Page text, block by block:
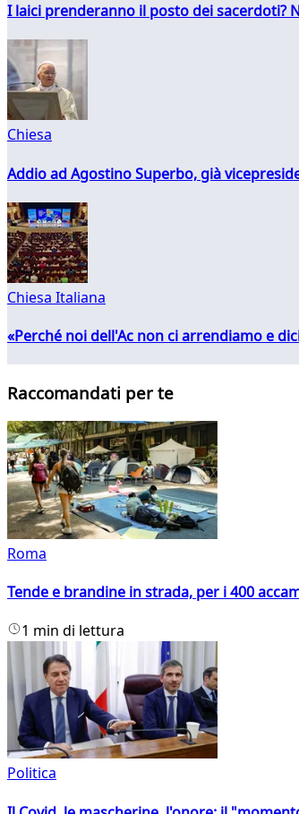
I laici prenderanno il posto dei sacerdoti?
Chiesa
Addio ad Agostino Superbo, già
Chiesa Italiana
«Perché noi dell'Ac non ci arrendiamo e
Raccomandati per te
Roma
Tende e brandine in strada, per i 400
1 min di lettura
Politica